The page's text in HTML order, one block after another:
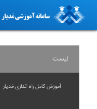
لیست
آموزش کامل راه اندازی مَدیار